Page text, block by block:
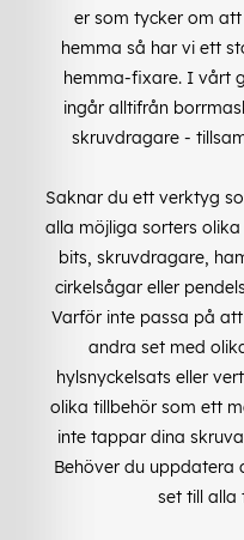
er som tycker om
hemma så har vi ett
hemma-fixare. I vårt
ingår alltifrån
skruvdragare -
Saknar du ett verktyg
alla möjliga sorters
bits, skruvdragare,
cirkelsågar eller
Varför inte passa på
andra set med
hylsnyckelsats eller
olika tillbehör som ett
inte tappar dina
Behöver du uppdatera
set till alla